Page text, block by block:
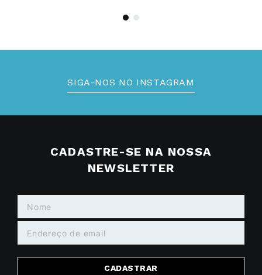
SIGA-NOS NO INSTAGRAM
CADASTRE-SE NA NOSSA
NEWSLETTER
CADASTRAR